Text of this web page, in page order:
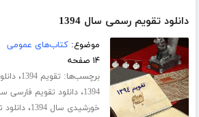
دانلود تقویم رسمی سال 1394
موضوع:کتاب‌های عمومی
۱۴ صفحه
برچسب‌ها: تقویم 1394 ،
1394،دانلود تقویم فارسی سال
خورشیدی سال 1394
،دانلود